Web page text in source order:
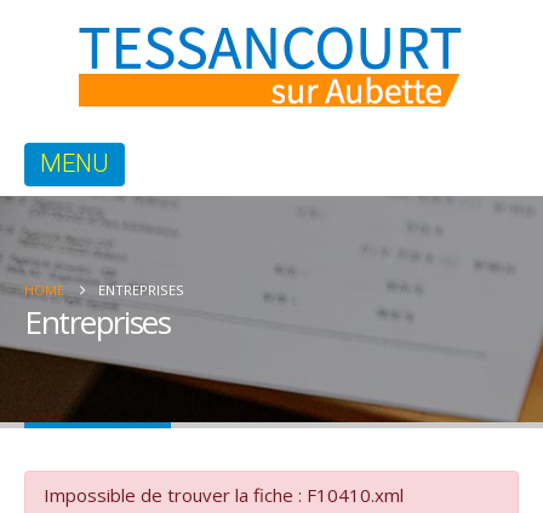
HOME ENTREPRISES
Entreprises
Impossible de trouver la fiche : F10410.xml